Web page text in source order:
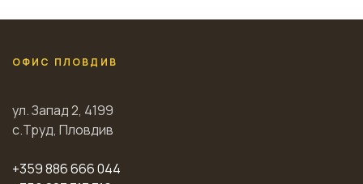
ОФИС ПЛОВДИВ
ул. Запад 2, 4199
с.Труд, Пловдив
+359 886 666 044